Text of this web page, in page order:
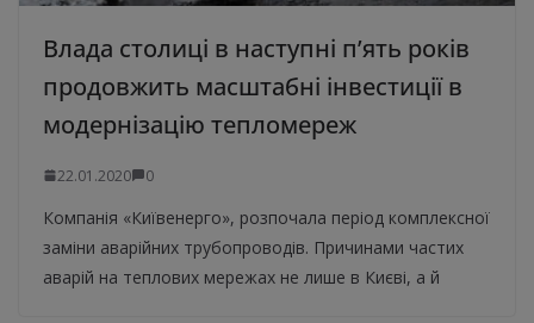
Влада столиці в наступні п’ять років
продовжить масштабні інвестиції в
модернізацію тепломереж
22.01.2020 0
Компанія «Київенерго», розпочала період комплексної
заміни аварійних трубопроводів. Причинами частих
аварій на теплових мережах не лише в Києві, а й